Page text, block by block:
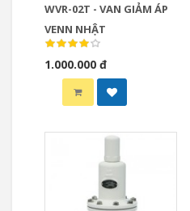
WVR-02T - VAN GIẢM ÁP
VENN NHẬT
1.000.000 đ